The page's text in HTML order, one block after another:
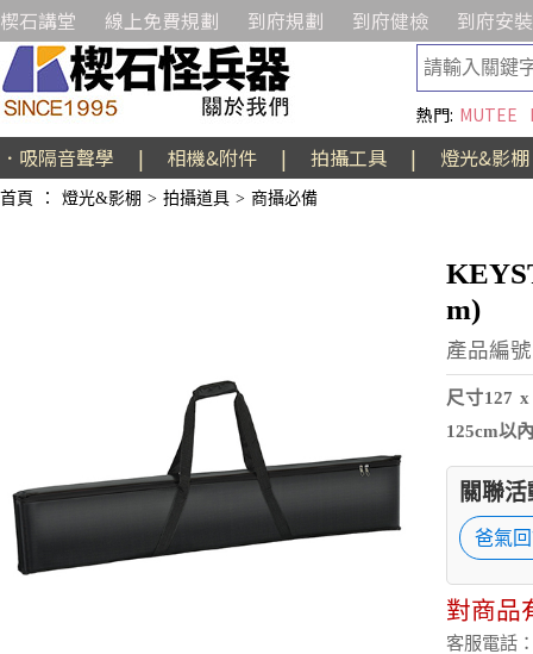
楔石講堂 線上免費規劃 到府規劃 到府健檢 到府安裝
熱門: MUTEE
．吸隔音聲學 | 相機&附件 | 拍攝工具 | 燈光&影棚
首頁 ： 燈光&影棚 > 拍攝道具 > 商攝必備
m)
產品編
尺寸127
125cm以
關聯
爸氣
對商品
客服電話